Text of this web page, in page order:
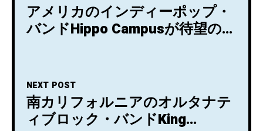
アメリカのインディーポップ・
バンドHippo Campusが待望のニ
Dog, Bad Dream』の発売も決
定！
NEXT POST
南カリフォルニアのオルタナテ
ィブロック・バンドKing